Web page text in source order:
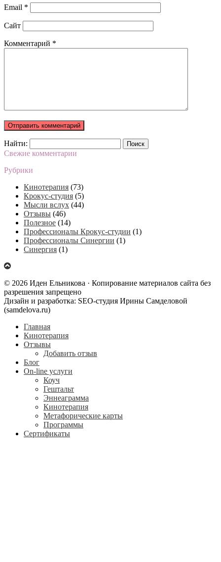
Email *
Сайт
Комментарий *
Найти:
Свежие комментарии
Рубрики
Кинотерапия (73)
Крокус-студия (5)
Мысли вслух (44)
Отзывы (46)
Полезное (14)
Профессионалы Крокус-студии (1)
Профессионалы Синергии (1)
Синергия (1)
© 2026 Иден Ельникова · Копирование материалов сайта без
разрешения запрещено
Дизайн и разработка: SEO-студия Ирины Самделовой
(samdelova.ru)
Главная
Кинотерапия
Отзывы
Добавить отзыв
Блог
On-line услуги
Коуч
Гештальт
Эннеаграмма
Кинотерапия
Метафорические карты
Программы
Сертификаты